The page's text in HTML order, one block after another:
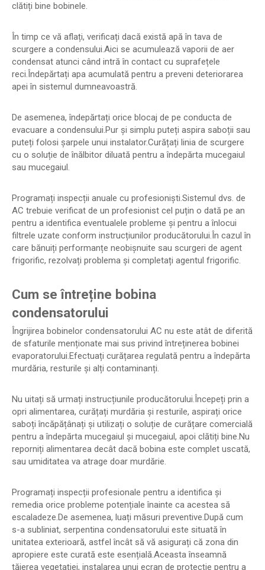
clătiți bine bobinele.
În timp ce vă aflați, verificați dacă există apă în tava de
scurgere a condensului.Aici se acumulează vaporii de aer
condensat atunci când intră în contact cu suprafețele
reci.Îndepărtați apa acumulată pentru a preveni deteriorarea
apei în sistemul dumneavoastră.
De asemenea, îndepărtați orice blocaj de pe conducta de
evacuare a condensului.Pur și simplu puteți aspira saboții sau
puteți folosi șarpele unui instalator.Curățați linia de scurgere
cu o soluție de înălbitor diluată pentru a îndepărta mucegaiul
sau mucegaiul.
Programați inspecții anuale cu profesioniști.Sistemul dvs. de
AC trebuie verificat de un profesionist cel puțin o dată pe an
pentru a identifica eventualele probleme și pentru a înlocui
filtrele uzate conform instrucțiunilor producătorului.În cazul în
care bănuiți performanțe neobișnuite sau scurgeri de agent
frigorific, rezolvați problema și completați agentul frigorific.
Cum se întreține bobina
condensatorului
Îngrijirea bobinelor condensatorului AC nu este atât de diferită
de sfaturile menționate mai sus privind întreținerea bobinei
evaporatorului.Efectuați curățarea regulată pentru a îndepărta
murdăria, resturile și alți contaminanți.
Nu uitați să urmați instrucțiunile producătorului.Începeți prin a
opri alimentarea, curățați murdăria și resturile, aspirați orice
saboți încăpățânați și utilizați o soluție de curățare comercială
pentru a îndepărta mucegaiul și mucegaiul, apoi clătiți bine.Nu
reporniți alimentarea decât dacă bobina este complet uscată,
sau umiditatea va atrage doar murdărie.
Programați inspecții profesionale pentru a identifica și
remedia orice probleme potențiale înainte ca acestea să
escaladeze.De asemenea, luați măsuri preventive.După cum
s-a subliniat, serpentina condensatorului este situată în
unitatea exterioară, astfel încât să vă asigurați că zona din
apropiere este curată este esențială.Aceasta înseamnă
tăierea vegetației, instalarea unui ecran de protecție pentru a